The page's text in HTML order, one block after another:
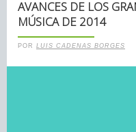
AVANCES DE LOS
MÚSICA DE 2014
POR LUIS CADENAS BORGES